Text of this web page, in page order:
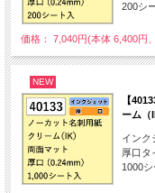
200シ
価格： 7,040円(本体 6,400円
NEW
【
ーム（
インク
厚口タ
1000シ